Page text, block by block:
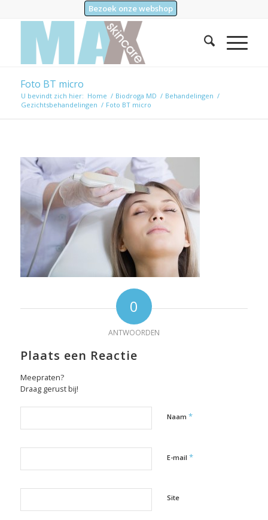
Bezoek onze webshop
Foto BT micro
U bevindt zich hier: Home / Biodroga MD / Behandelingen /
Gezichtsbehandelingen / Foto BT micro
0
ANTWOORDEN
Plaats een Reactie
Meepraten?
Draag gerust bij!
Naam *
E-mail *
Site